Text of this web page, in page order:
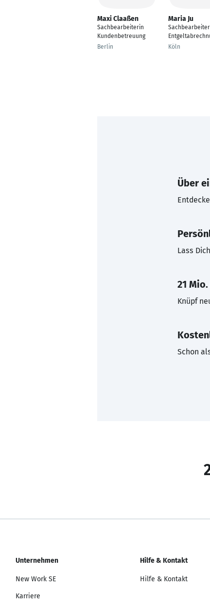
Maxi Claaßen
Sachbearbeiterin
Kundenbetreuung
Berlin
Maria Ju
Köln
Über
Lass
21
Knüpf
Schon
Unternehmen
New Work SE
Karriere
Hilfe & Kontakt
Hilfe & Kontakt